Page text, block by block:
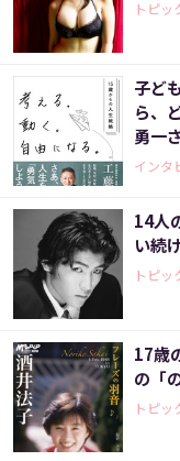
トピッ
子ど
ら、
勇一
インタ
14人
い続
トピッ
17歳
の「
トピッ